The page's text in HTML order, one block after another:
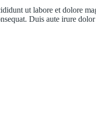
ut labore et dolore
Duis aute irure